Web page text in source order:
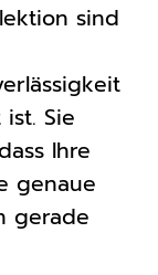
sind
Sie
Ihre
genaue
gerade